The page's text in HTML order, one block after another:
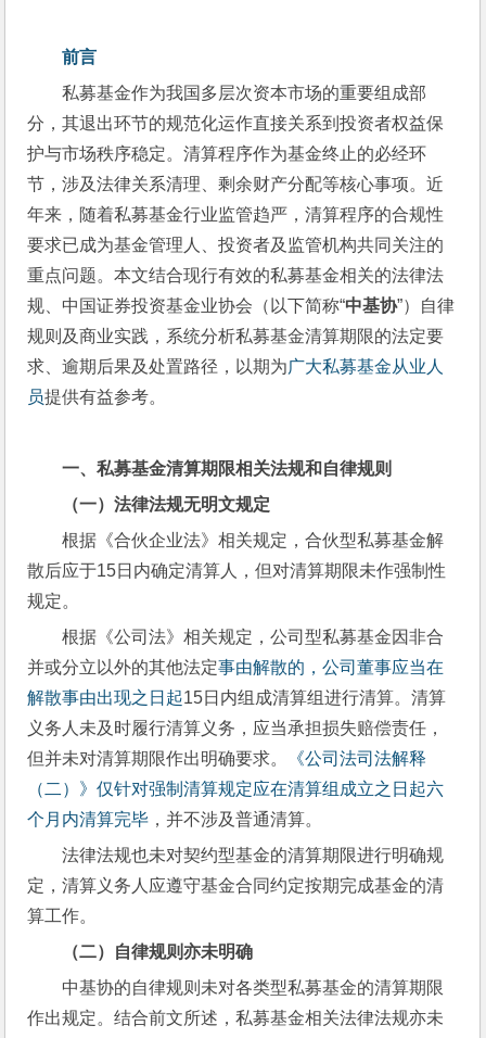
前言
私募基金作为我国多层次资本市场的重要组成部
分，其退出环节的规范化运作直接关系到投资者权益保
护与市场秩序稳定。清算程序作为基金终止的必经环
节，涉及法律关系清理、剩余财产分配等核心事项。近
年来，随着私募基金行业监管趋严，清算程序的合规性
要求已成为基金管理人、投资者及监管机构共同关注的
重点问题。本文结合现行有效的私募基金相关的法律法
规、中国证券投资基金业协会（以下简称“中基协”）自律
规则及商业实践，系统分析私募基金清算期限的法定要
求、逾期后果及处置路径，以期为广大私募基金从业人
员提供有益参考。
一、私募基金清算期限相关法规和自律规则
（一）法律法规无明文规定
根据《合伙企业法》相关规定，合伙型私募基金解
散后应于15日内确定清算人，但对清算期限未作强制性
规定。
根据《公司法》相关规定，公司型私募基金因非合
并或分立以外的其他法定事由解散的，公司董事应当在
解散事由出现之日起15日内组成清算组进行清算。清算
义务人未及时履行清算义务，应当承担损失赔偿责任，
但并未对清算期限作出明确要求。
《公司法司法解释
（二）》仅针对强制清算规定应在清算组成立之日起六
个月内清算完毕 ，并不涉及普通清算。
法律法规也未对契约型基金的清算期限进行明确规
定，清算义务人应遵守基金合同约定按期完成基金的清
算工作。
（二）自律规则亦未明确
中基协的自律规则未对各类型私募基金的清算期限
作出规定。结合前文所述，私募基金相关法律法规亦未